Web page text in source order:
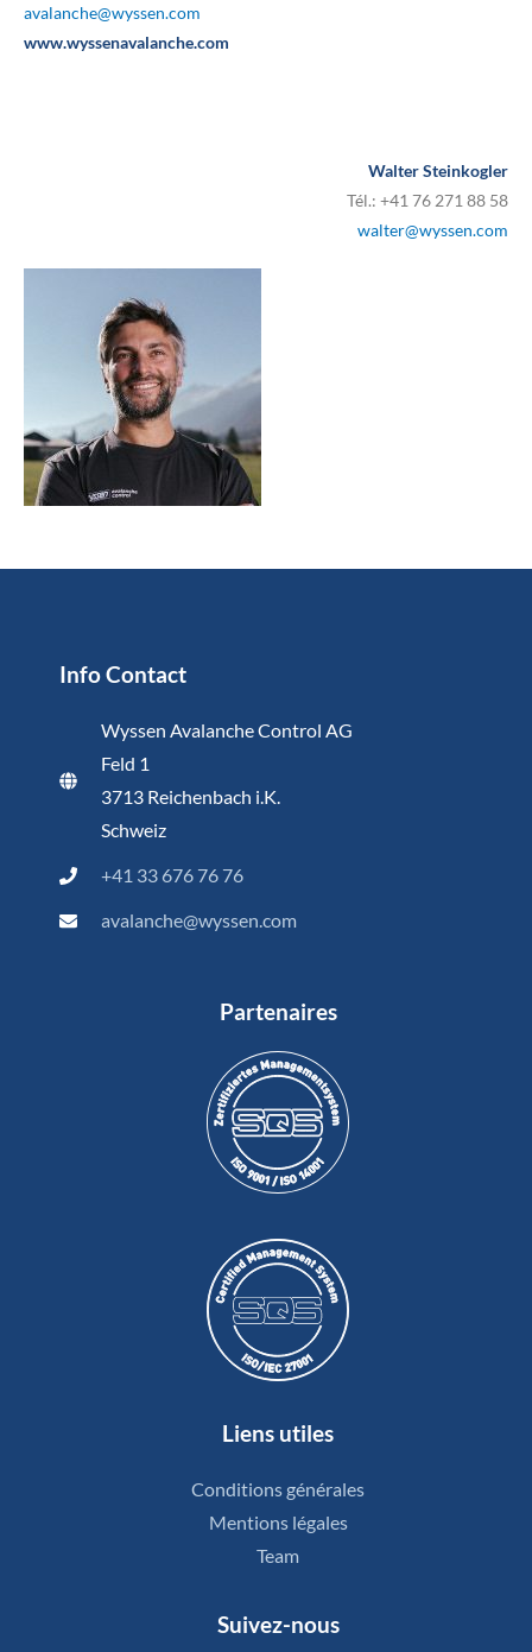
avalanche@wyssen.com
www.wyssenavalanche.com
Walter Steinkogler
Tél.: +41 76 271 88 58
walter@wyssen.com
Info Contact
Wyssen Avalanche Control AG
Feld 1
3713 Reichenbach i.K.
Schweiz
+41 33 676 76 76
avalanche@wyssen.com
Partenaires
Liens utiles
Conditions générales
Mentions légales
Team
Suivez-nous